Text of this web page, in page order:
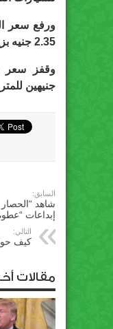
2.35 جنيه بزيادة 55 بالمئة.
جنيهين للمتر
السابق:
شاهد
إبداعات
التالي:
كيف
مقالات